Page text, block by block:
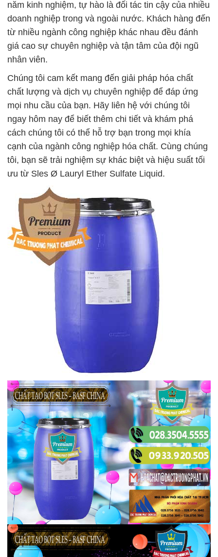
năm kinh nghiệm, tự hào là đối tác tin cậy của nhiều
doanh nghiệp trong và ngoài nước. Khách hàng đến
từ nhiều ngành công nghiệp khác nhau đều đánh
giá cao sự chuyên nghiệp và tận tâm của đội ngũ
nhân viên.
Chúng tôi cam kết mang đến giải pháp hóa chất
chất lượng và dịch vụ chuyên nghiệp để đáp ứng
mọi nhu cầu của bạn. Hãy liên hệ với chúng tôi
ngay hôm nay để biết thêm chi tiết và khám phá
cách chúng tôi có thể hỗ trợ bạn trong mọi khía
cạnh của ngành công nghiệp hóa chất. Cùng chúng
tôi, bạn sẽ trải nghiệm sự khác biệt và hiệu suất tối
ưu từ Sles Ø Lauryl Ether Sulfate Liquid.